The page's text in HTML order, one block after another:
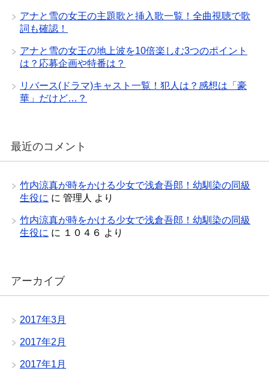
アナと雪の女王の主題歌と挿入歌一覧！全曲視聴で歌
詞も確認！
アナと雪の女王の地上波を10倍楽しむ3つのポイント
は？応募企画や特番は？
リバース(ドラマ)キャスト一覧！犯人は？感想は「豪
華」だけど…？
最近のコメント
竹内涼真が時をかける少女で浅倉吾郎！幼馴染の同級
生役に に 管理人 より
竹内涼真が時をかける少女で浅倉吾郎！幼馴染の同級
生役に に １０４６ より
アーカイブ
2017年3月
2017年2月
2017年1月